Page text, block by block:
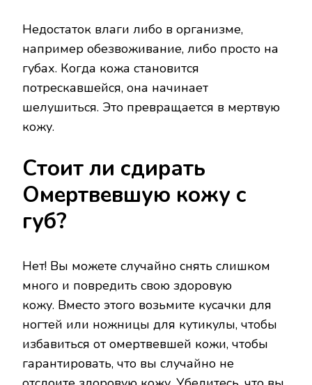
Недостаток влаги либо в организме,
например обезвоживание, либо просто на
губах. Когда кожа становится
потрескавшейся, она начинает
шелушиться. Это превращается в мертвую
кожу.
Стоит ли сдирать
Омертвевшую кожу с
губ?
Нет! Вы можете случайно снять слишком
много и повредить свою здоровую
кожу. Вместо этого возьмите кусачки для
ногтей или ножницы для кутикулы, чтобы
избавиться от омертвевшей кожи, чтобы
гарантировать, что вы случайно не